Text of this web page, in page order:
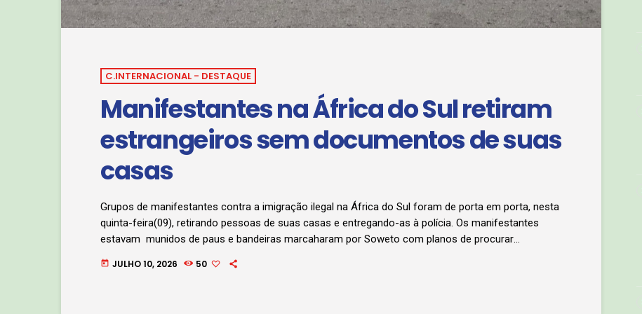
C.INTERNACIONAL - DESTAQUE
Manifestantes na África do Sul retiram
estrangeiros sem documentos de suas
casas
Grupos de manifestantes contra a imigração ilegal na África do Sul foram de porta em porta, nesta
quinta-feira(09), retirando pessoas de suas casas e entregando-as à polícia. Os manifestantes
estavam munidos de paus e bandeiras marcaharam por Soweto com planos de procurar
anti-imigração, muitas vezes violentas, e um prazo não oficial estabelecido pelos manifestantes
today JULHO 10, 2026 50